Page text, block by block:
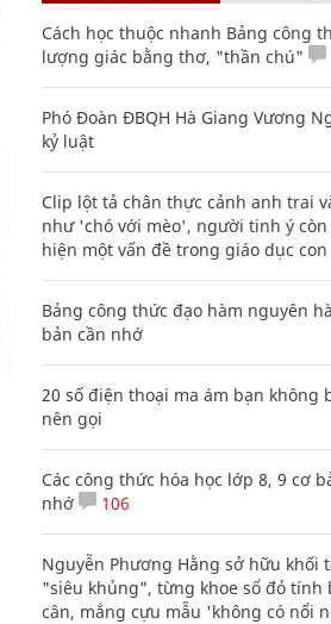
Cách học thuộc nhanh Bảng công
lượng giác bằng thơ, "thần chú"
Phó Đoàn ĐBQH Hà Giang Vương
kỷ luật
Clip lột tả chân thực cảnh anh trai
như 'chó với mèo', người tinh ý
hiện một vấn đề trong giáo dục con
Bảng công thức đạo hàm nguyên
bản cần nhớ
20 số điện thoại ma ám bạn không
nên gọi
Các công thức hóa học lớp 8, 9 cơ
nhớ
106
Nguyễn Phương Hằng sở hữu khối
"siêu khủng", từng khoe sổ đỏ tính
cân, mắng cựu mẫu 'không có nổi